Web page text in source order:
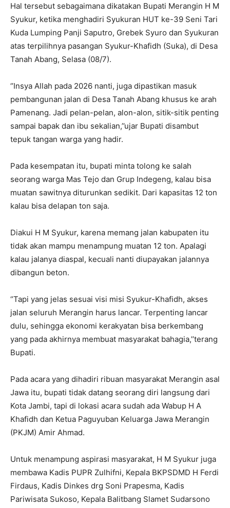
Hal tersebut sebagaimana dikatakan Bupati Merangin H M
Syukur, ketika menghadiri Syukuran HUT ke-39 Seni Tari
Kuda Lumping Panji Saputro, Grebek Syuro dan Syukuran
atas terpilihnya pasangan Syukur-Khafidh (Suka), di Desa
Tanah Abang, Selasa (08/7).
‘’Insya Allah pada 2026 nanti, juga dipastikan masuk
pembangunan jalan di Desa Tanah Abang khusus ke arah
Pamenang. Jadi pelan-pelan, alon-alon, sitik-sitik penting
sampai bapak dan ibu sekalian,’’ujar Bupati disambut
tepuk tangan warga yang hadir.
Pada kesempatan itu, bupati minta tolong ke salah
seorang warga Mas Tejo dan Grup Indegeng, kalau bisa
muatan sawitnya diturunkan sedikit. Dari kapasitas 12 ton
kalau bisa delapan ton saja.
Diakui H M Syukur, karena memang jalan kabupaten itu
tidak akan mampu menampung muatan 12 ton. Apalagi
kalau jalanya diaspal, kecuali nanti diupayakan jalannya
dibangun beton.
‘’Tapi yang jelas sesuai visi misi Syukur-Khafidh, akses
jalan seluruh Merangin harus lancar. Terpenting lancar
dulu, sehingga ekonomi kerakyatan bisa berkembang
yang pada akhirnya membuat masyarakat bahagia,’’terang
Bupati.
Pada acara yang dihadiri ribuan masyarakat Merangin asal
Jawa itu, bupati tidak datang seorang diri langsung dari
Kota Jambi, tapi di lokasi acara sudah ada Wabup H A
Khafidh dan Ketua Paguyuban Keluarga Jawa Merangin
(PKJM) Amir Ahmad.
Untuk menampung aspirasi masyarakat, H M Syukur juga
membawa Kadis PUPR Zulhifni, Kepala BKPSDMD H Ferdi
Firdaus, Kadis Dinkes drg Soni Prapesma, Kadis
Pariwisata Sukoso, Kepala Balitbang Slamet Sudarsono